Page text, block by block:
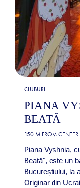
CLUBURI
PIANA
BEATĂ
150 M FROM CENTER
Piana Vyshnia,
Beată", este un
Bucureștiului, la
Originar din